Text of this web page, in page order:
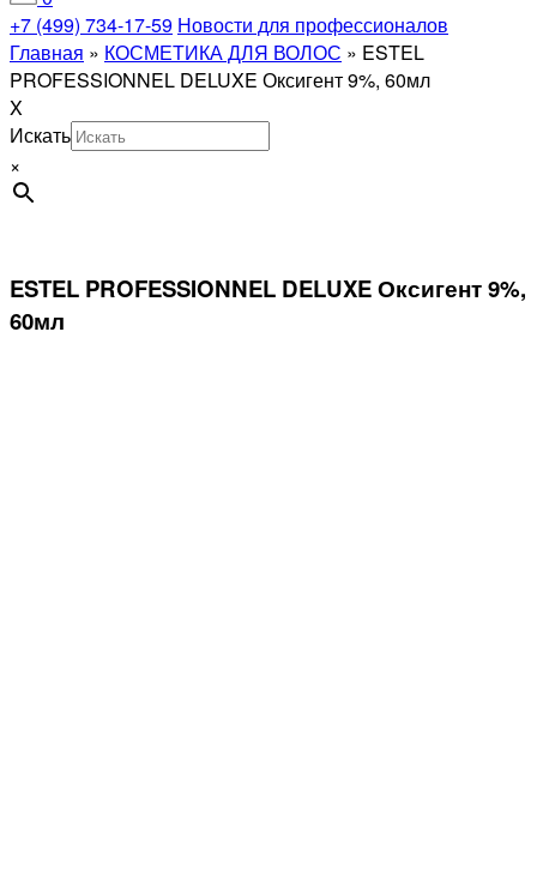
+7 (499) 734-17-59 Новости для профессионалов
Главная » КОСМЕТИКА ДЛЯ ВОЛОС » ESTEL
PROFESSIONNEL DELUXE Оксигент 9%, 60мл
X
Искать
×
ESTEL PROFESSIONNEL DELUXE Оксигент 9%,
60мл